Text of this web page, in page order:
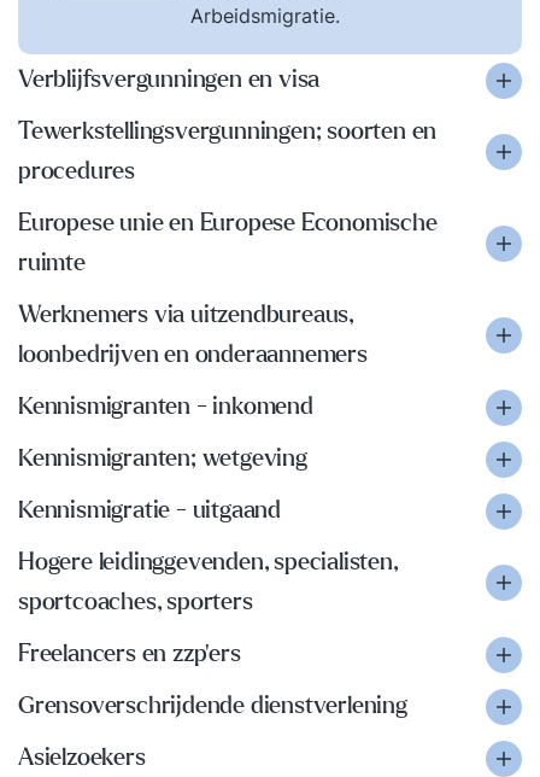
Arbeidsmigratie.
Verblijfsvergunningen en visa
Tewerkstellingsvergunningen; soorten en
procedures
Europese unie en Europese Economische
ruimte
Werknemers via uitzendbureaus,
loonbedrijven en onderaannemers
Kennismigranten - inkomend
Kennismigranten; wetgeving
Kennismigratie - uitgaand
Hogere leidinggevenden, specialisten,
sportcoaches, sporters
Freelancers en zzp'ers
Grensoverschrijdende dienstverlening
Asielzoekers